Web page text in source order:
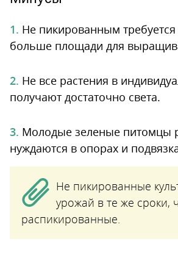
Не пикированным
больше площади для
Не все растения в
получают достаточно света.
Молодые зеленые питомцы
нуждаются в опорах и
Не пикированные
урожай в те же сроки,
распикированные.